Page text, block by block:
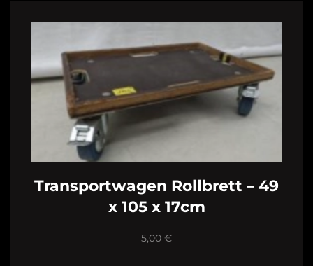
Transportwagen Rollbrett – 49
x 105 x 17cm
5,00 €